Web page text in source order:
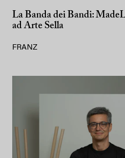
La Banda dei Bandi:
ad Arte Sella
FRANZ